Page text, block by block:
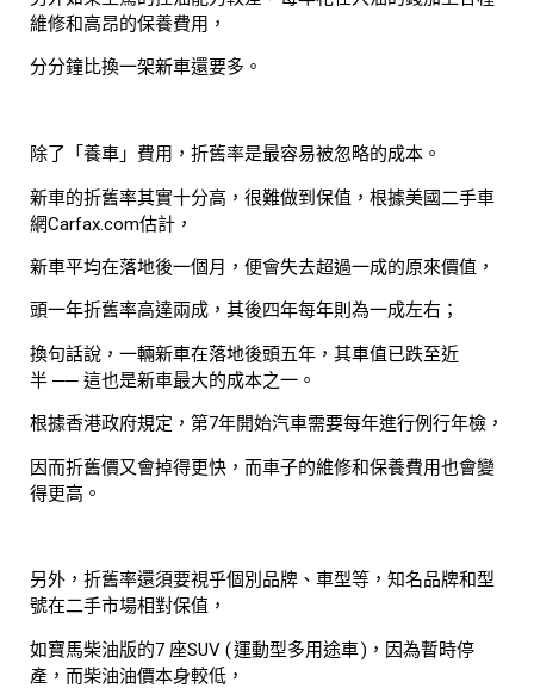
維修和高昂的保養費用，
分分鐘比換一架新車還要多。
除了「養車」費用，折舊率是最容易被忽略的成本。
新車的折舊率其實十分高，很難做到保值，根據美國二手車
網Carfax.com估計，
新車平均在落地後一個月，便會失去超過一成的原來價值，
頭一年折舊率高達兩成，其後四年每年則為一成左右；
換句話說，一輛新車在落地後頭五年，其車值已跌至近
半 ── 這也是新車最大的成本之一。
根據香港政府規定，第7年開始汽車需要每年進行例行年檢，
因而折舊價又會掉得更快，而車子的維修和保養費用也會變
得更高。
另外，折舊率還須要視乎個別品牌、車型等，知名品牌和型
號在二手市場相對保值，
如寶馬柴油版的7 座SUV ( 運動型多用途車 )，因為暫時停
產，而柴油油價本身較低，